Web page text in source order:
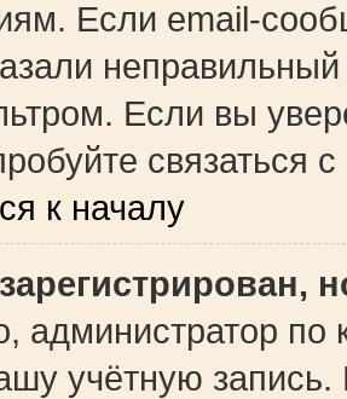
Если email-
Если вы
связаться
к началу
администратор по
учётную